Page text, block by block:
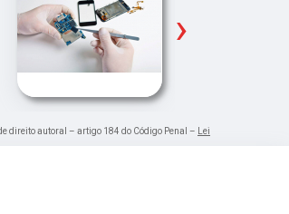
›
direito autoral – artigo 184 do Código Penal –
Lei